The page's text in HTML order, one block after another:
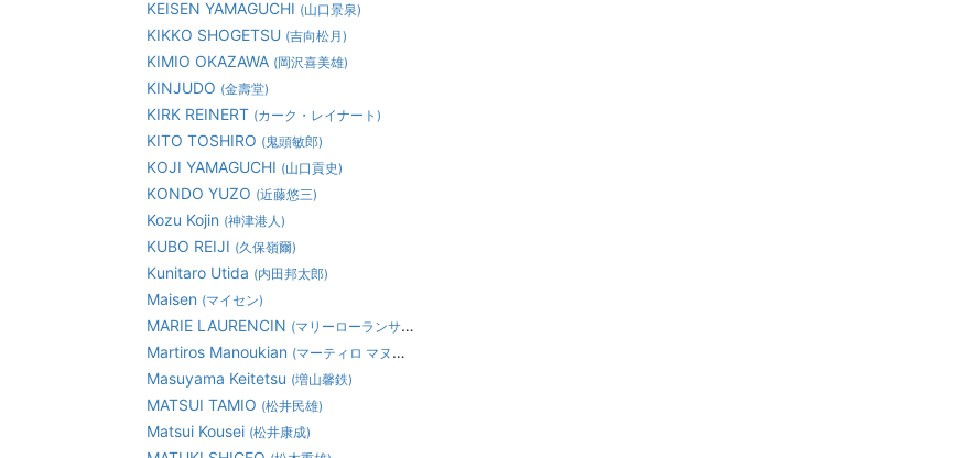
KEISEN YAMAGUCHI (山口景泉)
KIKKO SHOGETSU (吉向松月)
KIMIO OKAZAWA (岡沢喜美雄)
KINJUDO (金壽堂)
KIRK REINERT (カーク・レイナート)
KITO TOSHIRO (鬼頭敏郎)
KOJI YAMAGUCHI (山口貢史)
KONDO YUZO (近藤悠三)
Kozu Kojin (神津港人)
KUBO REIJI (久保嶺爾)
Kunitaro Utida (内田邦太郎)
Maisen (マイセン)
MARIE LAURENCIN (マリーローランサン)
Martiros Manoukian (マーティロ マヌキアン)
Masuyama Keitetsu (増山馨鉄)
MATSUI TAMIO (松井民雄)
Matsui Kousei (松井康成)